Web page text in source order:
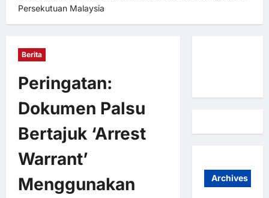
Persekutuan Malaysia
Berita
Peringatan:
Dokumen Palsu
Bertajuk ‘Arrest
Warrant’
Menggunakan
Archives